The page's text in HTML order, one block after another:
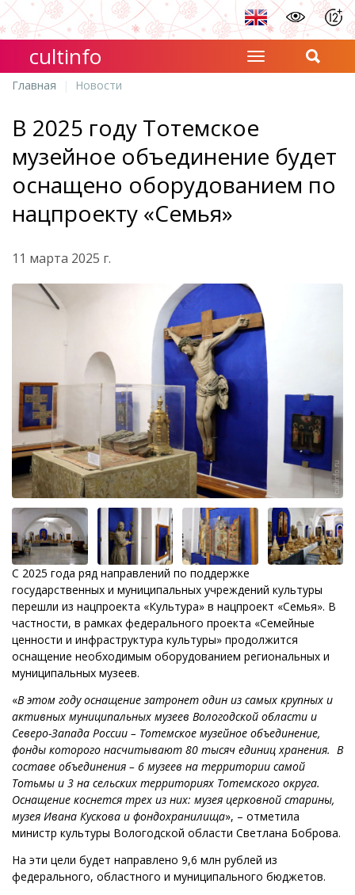
cultinfo
Главная Новости
В 2025 году Тотемское
музейное объединение будет
оснащено оборудованием по
нацпроекту «Семья»
11 марта 2025 г.
С 2025 года ряд направлений по поддержке
государственных и муниципальных учреждений культуры
перешли из нацпроекта «Культура» в нацпроект «Семья». В
частности, в рамках федерального проекта «Семейные
ценности и инфраструктура культуры» продолжится
оснащение необходимым оборудованием региональных и
муниципальных музеев.
«В этом году оснащение затронет один из самых крупных и
активных муниципальных музеев Вологодской области и
Северо-Запада России – Тотемское музейное объединение,
фонды которого насчитывают 80 тысяч единиц хранения. В
составе объединения – 6 музеев на территории самой
Тотьмы и 3 на сельских территориях Тотемского округа.
Оснащение коснется трех из них: музея церковной старины,
музея Ивана Кускова и фондохранилища», – отметила
министр культуры Вологодской области Светлана Боброва.
На эти цели будет направлено 9,6 млн рублей из
федерального, областного и муниципального бюджетов.